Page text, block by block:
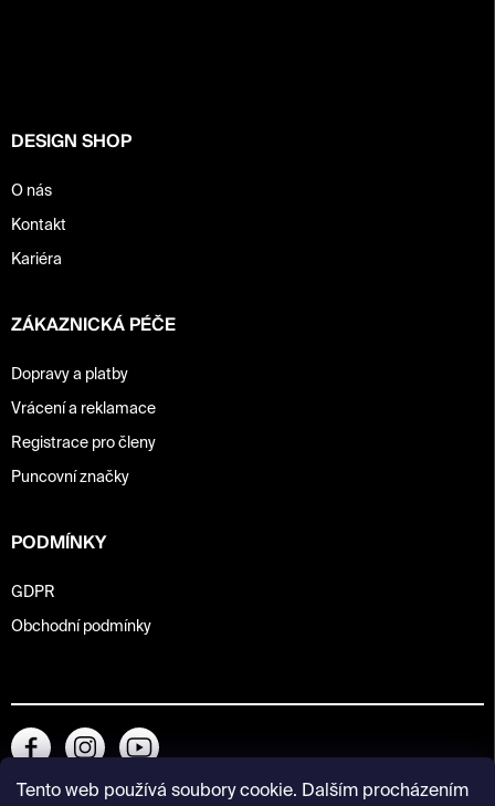
Tento web používá soubory cookie. Dalším procházením
DESIGN SHOP
O nás
Kontakt
Kariéra
ZÁKAZNICKÁ PÉČE
Dopravy a platby
Vrácení a reklamace
Registrace pro členy
Puncovní značky
PODMÍNKY
GDPR
Obchodní podmínky